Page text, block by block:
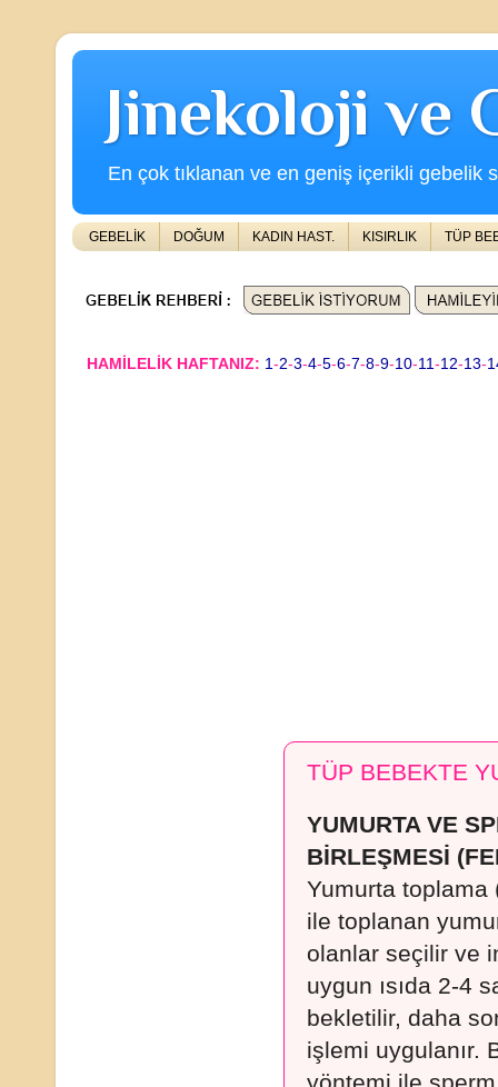
Jinekoloji ve
En çok tıklanan ve en geniş içerikli gebelik
GEBELİK DOĞUM KADIN HAST. KISIRLIK TÜP
HAMİLELİK HAFTANIZ: 1-2-3-4-5-6-7-8-9-10-11-12-13-
TÜP BEBEKTE
YUMURTA VE
BİRLEŞMESİ
Yumurta toplama
ile toplanan
olanlar seçilir ve
uygun ısıda 2-4
bekletilir, daha
işlemi uygulanır.